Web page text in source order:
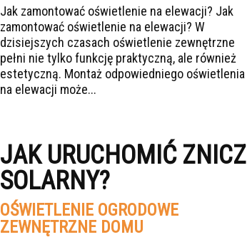
Jak zamontować oświetlenie na elewacji? Jak
zamontować oświetlenie na elewacji? W
dzisiejszych czasach oświetlenie zewnętrzne
pełni nie tylko funkcję praktyczną, ale również
estetyczną. Montaż odpowiedniego oświetlenia
na elewacji może...
JAK URUCHOMIĆ ZNICZ
SOLARNY?
OŚWIETLENIE OGRODOWE
ZEWNĘTRZNE DOMU